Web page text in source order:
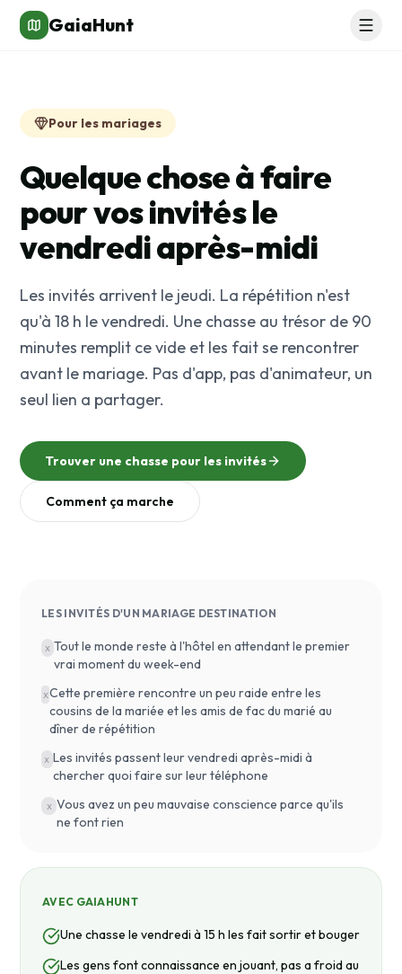
GaiaHunt
Pour les mariages
Quelque chose à faire
pour vos invités le
vendredi après-midi
Les invités arrivent le jeudi. La répétition n'est
qu'à 18 h le vendredi. Une chasse au trésor de 90
minutes remplit ce vide et les fait se rencontrer
avant le mariage. Pas d'app, pas d'animateur, un
seul lien a partager.
Trouver une chasse pour les invités
Comment ça marche
LES INVITÉS D'UN MARIAGE DESTINATION
x Tout le monde reste à l'hôtel en attendant le premier
vrai moment du week-end
xCette première rencontre un peu raide entre les
cousins de la mariée et les amis de fac du marié au
dîner de répétition
x Les invités passent leur vendredi après-midi à
chercher quoi faire sur leur téléphone
x Vous avez un peu mauvaise conscience parce qu'ils
ne font rien
AVEC GAIAHUNT
Une chasse le vendredi à 15 h les fait sortir et bouger
Les gens font connaissance en jouant, pas a froid au